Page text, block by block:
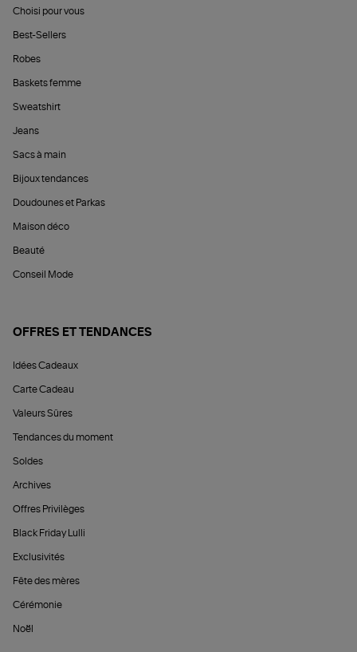
Choisi pour vous
Best-Sellers
Robes
Baskets femme
Sweatshirt
Jeans
Sacs à main
Bijoux tendances
Doudounes et Parkas
Maison déco
Beauté
Conseil Mode
OFFRES ET TENDANCES
Idées Cadeaux
Carte Cadeau
Valeurs Sûres
Tendances du moment
Soldes
Archives
Offres Privilèges
Black Friday Lulli
Exclusivités
Fête des mères
Cérémonie
Noël